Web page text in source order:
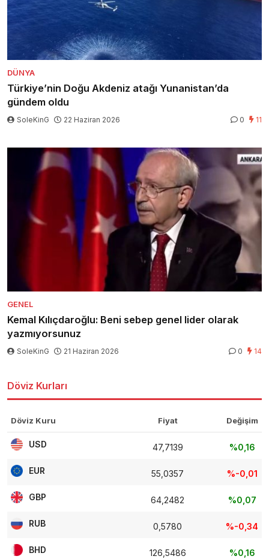
DÜNYA
Türkiye’nin Doğu Akdeniz atağı Yunanistan’da
gündem oldu
SoleKinG 22 Haziran 2026 0 11
GENEL
Kemal Kılıçdaroğlu: Beni sebep genel lider olarak
yazmıyorsunuz
SoleKinG 21 Haziran 2026 0 14
Döviz Kurları
Döviz Kuru Fiyat Değişim
USD 47,7139 %0,16
EUR 55,0357 %-0,01
GBP 64,2482 %0,07
RUB 0,5780 %-0,34
BHD 126,5486 %0,16